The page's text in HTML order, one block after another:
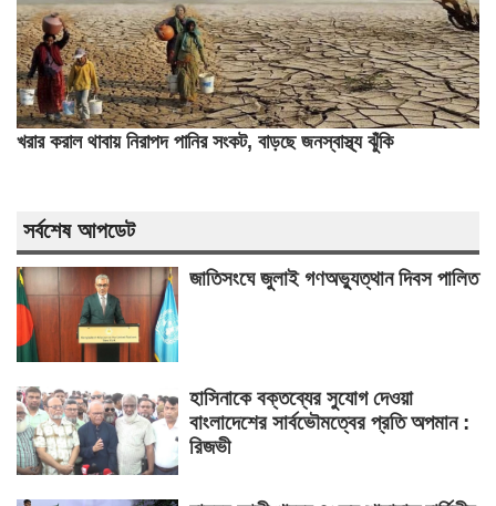
খরার করাল থাবায় নিরাপদ পানির সংকট, বাড়ছে জনস্বাস্থ্য ঝুঁকি
সর্বশেষ আপডেট
জাতিসংঘে জুলাই গণঅভ্যুত্থান দিবস পালিত
হাসিনাকে বক্তব্যের সুযোগ দেওয়া
বাংলাদেশের সার্বভৌমত্বের প্রতি অপমান :
রিজভী